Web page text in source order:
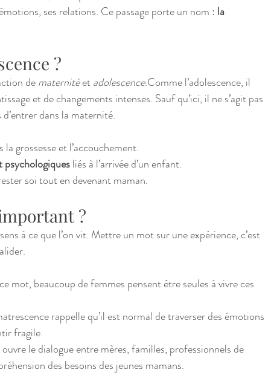
ses relations. Ce passage porte un nom : la
?
de maternité et adolescence.Comme l’adolescence, il
et de changements intenses. Sauf qu’ici, il ne s’agit pas
d’entrer dans la maternité.
la grossesse et l’accouchement.
psychologiques liés à l’arrivée d’un enfant.
soi tout en devenant maman.
?
à ce que l’on vit. Mettre un mot sur une expérience, c’est
mot, beaucoup de femmes pensent être seules à vivre ces
rappelle qu’il est normal de traverser des émotions
fragile.
le dialogue entre mères, familles, professionnels de
des besoins des jeunes mamans.